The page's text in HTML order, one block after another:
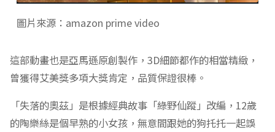
圖片來源：amazon prime video
這部動畫也是亞馬遜原創製作，3D細節都作的相當精緻，
曾獲得艾美獎多項大獎肯定，品質保證很棒。
「失落的奧茲」是根據經典故事「綠野仙蹤」改編，12歲
的陶樂絲是個早熟的小女孩，無意間跟她的狗托托一起誤